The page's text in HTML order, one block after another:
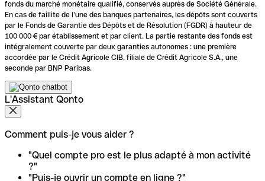
fonds du marché monétaire qualifié, conservés auprès de Société Générale.
En cas de faillite de l’une des banques partenaires, les dépôts sont couverts
par le Fonds de Garantie des Dépôts et de Résolution (FGDR) à hauteur de
100 000 € par établissement et par client. La partie restante des fonds est
intégralement couverte par deux garanties autonomes : une première
accordée par le Crédit Agricole CIB, filiale de Crédit Agricole S.A., une
seconde par BNP Paribas.
L'Assistant Qonto
Comment puis-je vous aider ?
"Quel compte pro est le plus adapté à mon activité
?"
"Puis-je ouvrir un compte en ligne ?"